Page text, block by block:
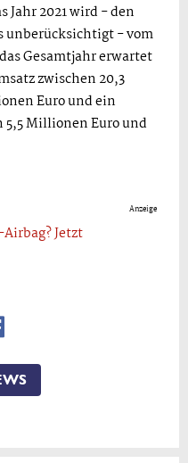
Jahr 2021 wird - den
unberücksichtigt - vom
Gesamtjahr erwartet
zwischen 20,3
Euro und ein
5,5 Millionen Euro und
Anzeige
Jetzt